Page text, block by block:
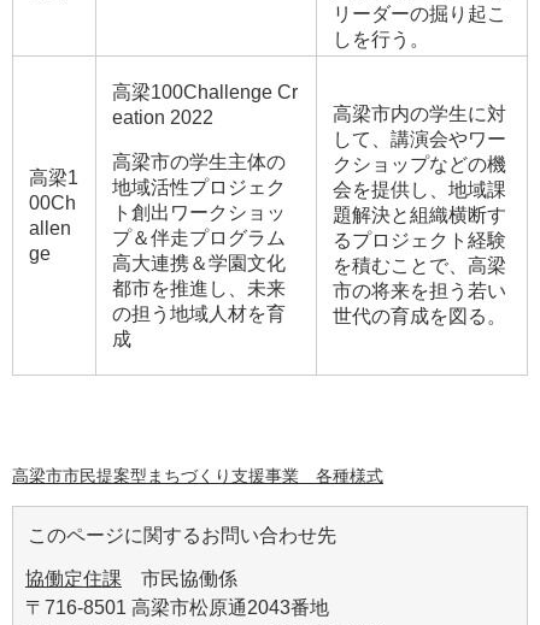
リーダーの掘り起こ
しを行う。
高梁1
00Ch
allen
ge
高梁100Challenge Cr
eation 2022
高梁市の学生主体の
地域活性プロジェク
ト創出ワークショッ
プ＆伴走プログラム
高大連携＆学園文化
都市を推進し、未来
の担う地域人材を育
成
高梁市内の学生に対
して、講演会やワー
クショップなどの機
会を提供し、地域課
題解決と組織横断す
るプロジェクト経験
を積むことで、高梁
市の将来を担う若い
世代の育成を図る。
高梁市市民提案型まちづくり支援事業 各種様式
このページに関するお問い合わせ先
協働定住課 市民協働係
〒716-8501 高梁市松原通2043番地